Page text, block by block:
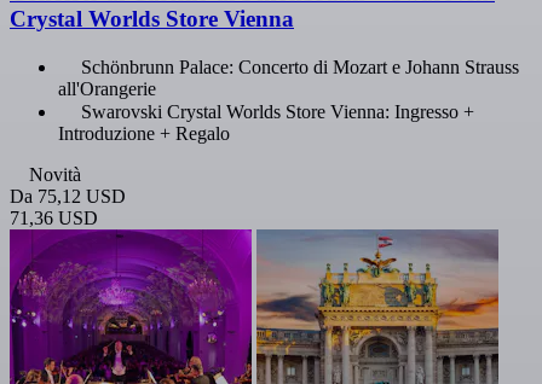
Crystal Worlds Store Vienna
Schönbrunn Palace: Concerto di Mozart e Johann Strauss
all'Orangerie
Swarovski Crystal Worlds Store Vienna: Ingresso +
Introduzione + Regalo
Novità
Da 75,12 USD
71,36 USD